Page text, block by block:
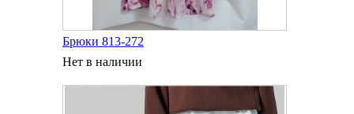
Брюки 813-272
Нет в наличии